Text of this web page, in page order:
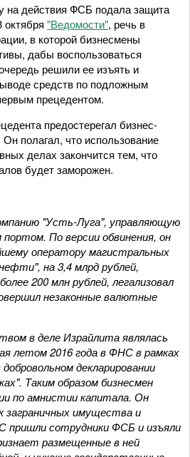
на действия ФСБ подала защита
"Ведомости", речь в
в которой бизнесмены
дабы воспользоваться
решили ее изъять и
средств по подложным
прецедентом.
предостерегал бизнес-
полагал, что использование
делах закончится тем, что
будет заморожен.
"Усть-Луга", управляющую
По версии обвинения, он
оператору магистральных
на 3,4 млрд рублей,
200 млн рублей, легализовал
незаконные валютные
в деле Израйлита являлась
летом 2016 года в ФНС в рамках
декларировании
Таким образом бизнесмен
по амнистии капитала. Он
заграничных имущества и
пришли сотрудники ФСБ и изъяли
размещенные в ней